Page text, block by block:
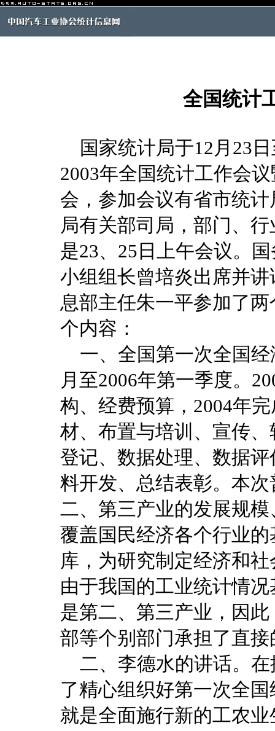
全国统计
国家统计局于12月23
2003年全国统计工作会
会，参加会议有省市统
局有关部司局，部门、
是23、25日上午会议。
小组组长曾培炎出席并
息部主任朱一平参加了
个内容：
一、全国第一次全国经
月至2006年第一季度。
构、经费预算，2004年
材、布置与培训、宣传
登记、数据处理、数据
料开发、总结表彰。本
二、第三产业的发展规
覆盖国民经济各个行业
库，为研究制定经济和
由于我国的工业统计情
是第二、第三产业，因
部等个别部门承担了直
二、李德水的讲话。在
了精心组织好第一次全
就是全面施行新的工农